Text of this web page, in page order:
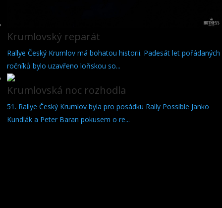
Krumlovský reparát
Rallye Český Krumlov má bohatou historii. Padesát let pořádaných
ročníků bylo uzavřeno loňskou so...
Krumlovská noc rozhodla
51. Rallye Český Krumlov byla pro posádku Rally Possible Janko
Kundlák a Peter Baran pokusem o re...